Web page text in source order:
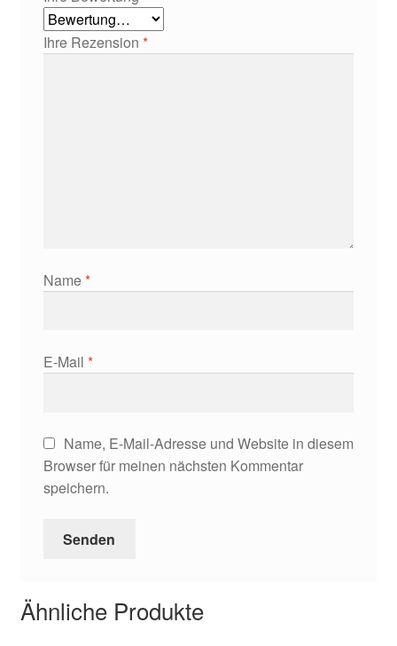
Ihre Rezension *
Name*
E-Mail *
Name, E-Mail-Adresse und Website in diesem
Browser für meinen nächsten Kommentar
speichern.
Ähnliche Produkte